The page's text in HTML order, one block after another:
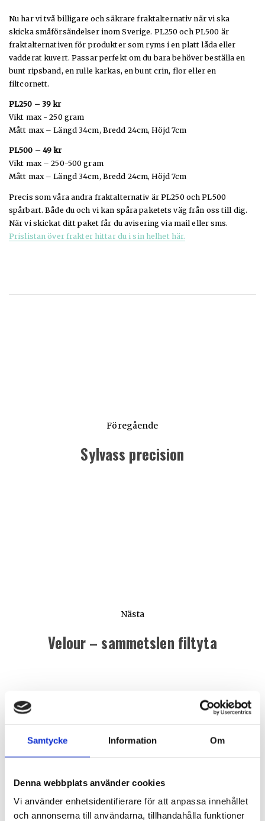
Samtycke Information Om
Denna webbplats använder cookies
Vi använder enhetsidentifierare för att anpassa innehållet
och annonserna till användarna, tillhandahålla funktioner
Nu har vi två billigare och säkrare fraktalternativ när vi ska
skicka småförsändelser inom Sverige. PL250 och PL500 är
fraktalternativen för produkter som ryms i en platt låda eller
vadderat kuvert. Passar perfekt om du bara behöver beställa en
bunt ripsband, en rulle karkas, en bunt crin, flor eller en
filtcornett.
PL250 – 39 kr
Vikt max - 250 gram
Mått max – Längd 34cm, Bredd 24cm, Höjd 7cm
PL500 – 49 kr
Vikt max – 250-500 gram
Mått max – Längd 34cm, Bredd 24cm, Höjd 7cm
Precis som våra andra fraktalternativ är PL250 och PL500
spårbart. Både du och vi kan spåra paketets väg från oss till dig.
När vi skickat ditt paket får du avisering via mail eller sms.
Prislistan över frakter hittar du i sin helhet här.
Föregående
Föregående
inlägg:
Sylvass precision
Nästa
Nästa
Velour – sammetslen filtyta